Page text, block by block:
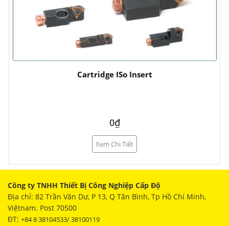
Cartridge ISo Insert
0₫
Xem Chi Tiết
Công ty TNHH Thiết Bị Công Nghiệp Cấp Độ
Địa chỉ: 82 Trần Văn Dư, P 13, Q Tân Bình, Tp Hồ Chí Minh,
Việtnam. Post 70500
ĐT: +84 8 38104533/ 38100119